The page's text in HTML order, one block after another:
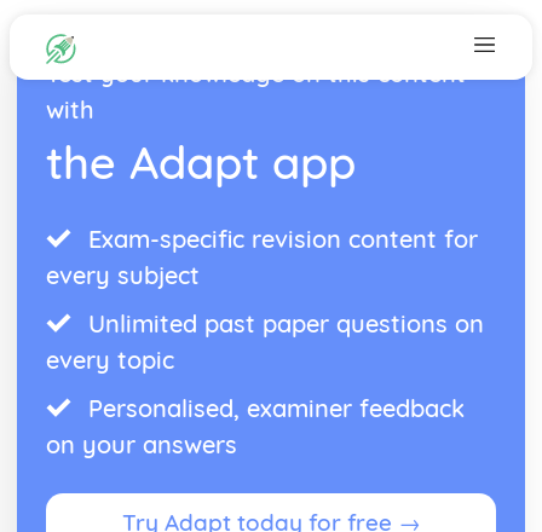
Test your knowledge on this content
with
the Adapt app
Exam-specific revision content for
every subject
Unlimited past paper questions on
every topic
Personalised, examiner feedback
on your answers
Try Adapt today for free →